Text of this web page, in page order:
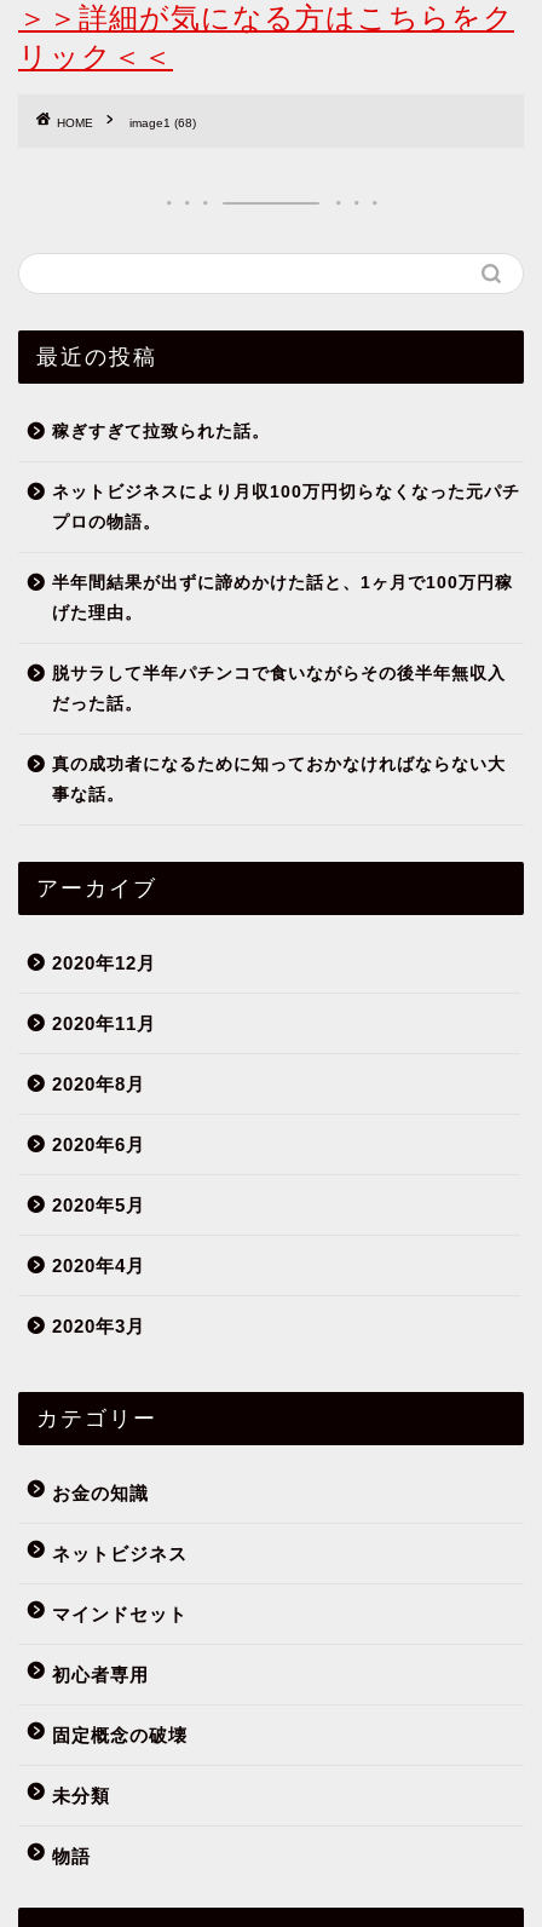
＞＞詳細が気になる方はこちらをク
リック＜＜
HOME image1 (68)
最近の投稿
稼ぎすぎて拉致られた話。
ネットビジネスにより月収100万円切らなくなった元パチ
プロの物語。
半年間結果が出ずに諦めかけた話と、1ヶ月で100万円稼
げた理由。
脱サラして半年パチンコで食いながらその後半年無収入
だった話。
真の成功者になるために知っておかなければならない大
事な話。
アーカイブ
2020年12月
2020年11月
2020年8月
2020年6月
2020年5月
2020年4月
2020年3月
カテゴリー
お金の知識
ネットビジネス
マインドセット
初心者専用
固定概念の破壊
未分類
物語